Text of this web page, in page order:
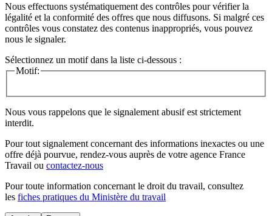
Nous effectuons systématiquement des contrôles pour vérifier la
légalité et la conformité des offres que nous diffusons. Si malgré ces
contrôles vous constatez des contenus inappropriés, vous pouvez
nous le signaler.
Sélectionnez un motif dans la liste ci-dessous :
Motif:
Nous vous rappelons que le signalement abusif est strictement
interdit.
Pour tout signalement concernant des informations inexactes ou une
offre déjà pourvue, rendez-vous auprès de votre agence France
Travail ou contactez-nous
Pour toute information concernant le droit du travail, consultez
les fiches pratiques du Ministère du travail